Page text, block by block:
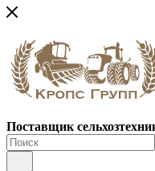
Поставщик